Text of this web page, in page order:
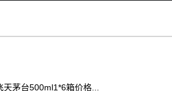
天茅台500ml1*6箱价格...